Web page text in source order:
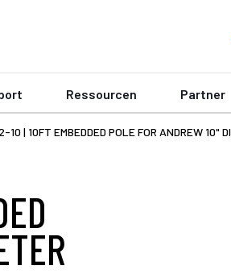
Ressourcen Partner
10 | 10FT EMBEDDED POLE FOR ANDREW 10"